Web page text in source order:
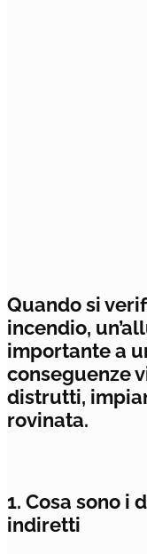
Quando si
incendio,
importante a
conseguenze
distrutti,
rovinata.
1. Cosa sono i
indiretti